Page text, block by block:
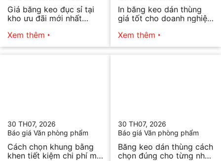
Giá băng keo đục sỉ tại
kho ưu đãi mới nhất
Xem thêm
In băng keo dán thùng
giá tốt cho doanh nghiệp
Xem thêm
30 TH07, 2026
Báo giá Văn phòng phẩm
Cách chọn khung bằng
khen tiết kiệm chi phí mà
30 TH07, 2026
Báo giá Văn phòng phẩm
Băng keo dán thùng cách
chọn đúng cho từng nhu